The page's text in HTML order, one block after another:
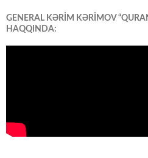
GENERAL KƏRİM KƏRİMOV
HAQQINDA: